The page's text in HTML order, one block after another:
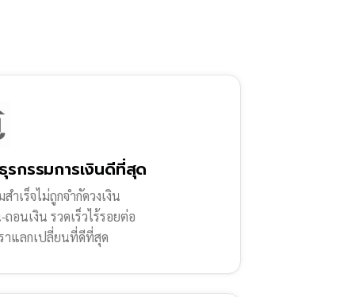
กรรมการเงินดีที่สุด
ำเร็จไม่ถูกจำกัดวงเงิน
ถอนเงิน รวดเร็วไร้รอยต่อ
าแลกเปลี่ยนที่ดีที่สุด